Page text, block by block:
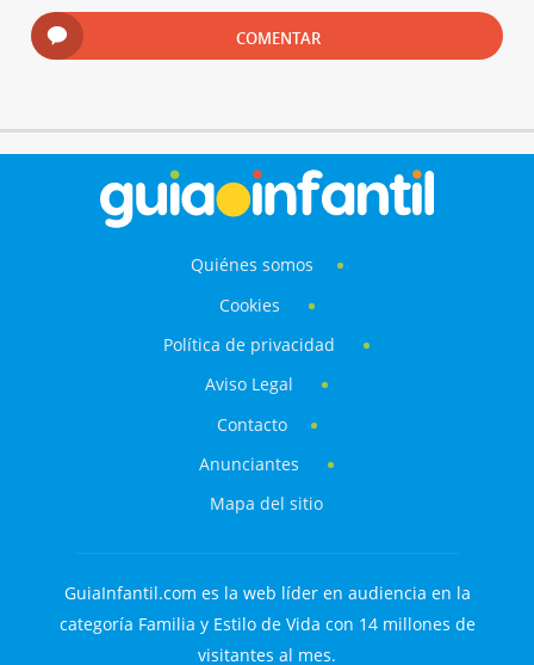
COMENTAR
Quiénes somos
Cookies
Política de privacidad
Aviso Legal
Contacto
Anunciantes
Mapa del sitio
GuiaInfantil.com es la web líder en audiencia en la
categoría Familia y Estilo de Vida con 14 millones de
visitantes al mes.